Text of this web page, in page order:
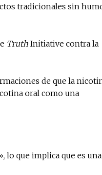
tradicionales sin
Truth Initiative contra la
de que la
oral como una
lo que implica que es una